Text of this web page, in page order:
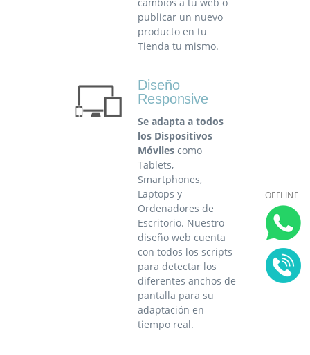
publicar un nuevo
producto en tu
Tienda tu mismo.
Diseño
Responsive
Se adapta a todos
los Dispositivos
Móviles como
Tablets,
Smartphones,
Laptops y
Ordenadores de
Escritorio. Nuestro
diseño web cuenta
con todos los scripts
para detectar los
diferentes anchos de
pantalla para su
adaptación en
tiempo real.
OFFLINE